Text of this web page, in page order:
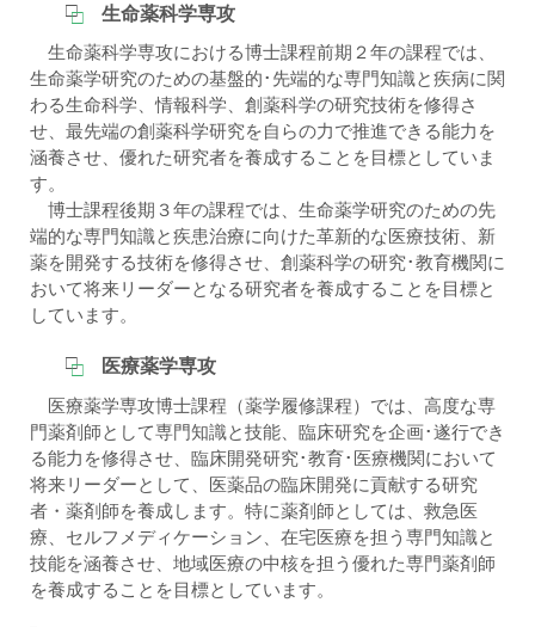
生命薬科学専攻
生命薬科学専攻における博士課程前期２年の課程では、
生命薬学研究のための基盤的･先端的な専門知識と疾病に関
わる生命科学、情報科学、創薬科学の研究技術を修得さ
せ、最先端の創薬科学研究を自らの力で推進できる能力を
涵養させ、優れた研究者を養成することを目標としていま
す。
博士課程後期３年の課程では、生命薬学研究のための先
端的な専門知識と疾患治療に向けた革新的な医療技術、新
薬を開発する技術を修得させ、創薬科学の研究･教育機関に
おいて将来リーダーとなる研究者を養成することを目標と
しています。
医療薬学専攻
医療薬学専攻博士課程（薬学履修課程）では、高度な専
門薬剤師として専門知識と技能、臨床研究を企画･遂行でき
る能力を修得させ、臨床開発研究･教育･医療機関において
将来リーダーとして、医薬品の臨床開発に貢献する研究
者・薬剤師を養成します。特に薬剤師としては、救急医
療、セルフメディケーション、在宅医療を担う専門知識と
技能を涵養させ、地域医療の中核を担う優れた専門薬剤師
を養成することを目標としています。